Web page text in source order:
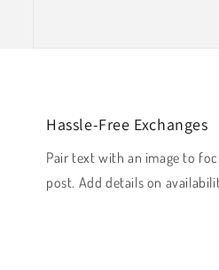
Hassle-Free Exchanges
Pair text with an image to
post. Add details on